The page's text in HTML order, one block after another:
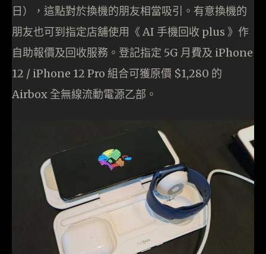
日），這點對於換機的朋友相當吸引。有意換機的
朋友也可到指定店舖使用《 AI 手機回收 plus 》作
自助報價及回收服務。登記指定 5G 月費及 iPhone
12 / iPhone 12 Pro 組合可獲原價 $1,280 的
Airbox 全無線流動電源乙部。